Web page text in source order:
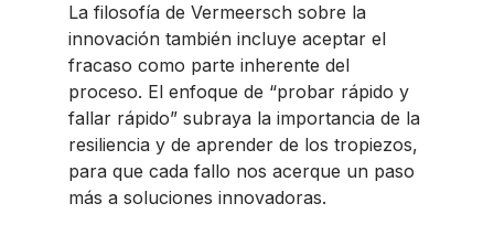
La filosofía de Vermeersch sobre la
innovación también incluye aceptar el
fracaso como parte inherente del
proceso. El enfoque de “probar rápido y
fallar rápido” subraya la importancia de la
resiliencia y de aprender de los tropiezos,
para que cada fallo nos acerque un paso
más a soluciones innovadoras.